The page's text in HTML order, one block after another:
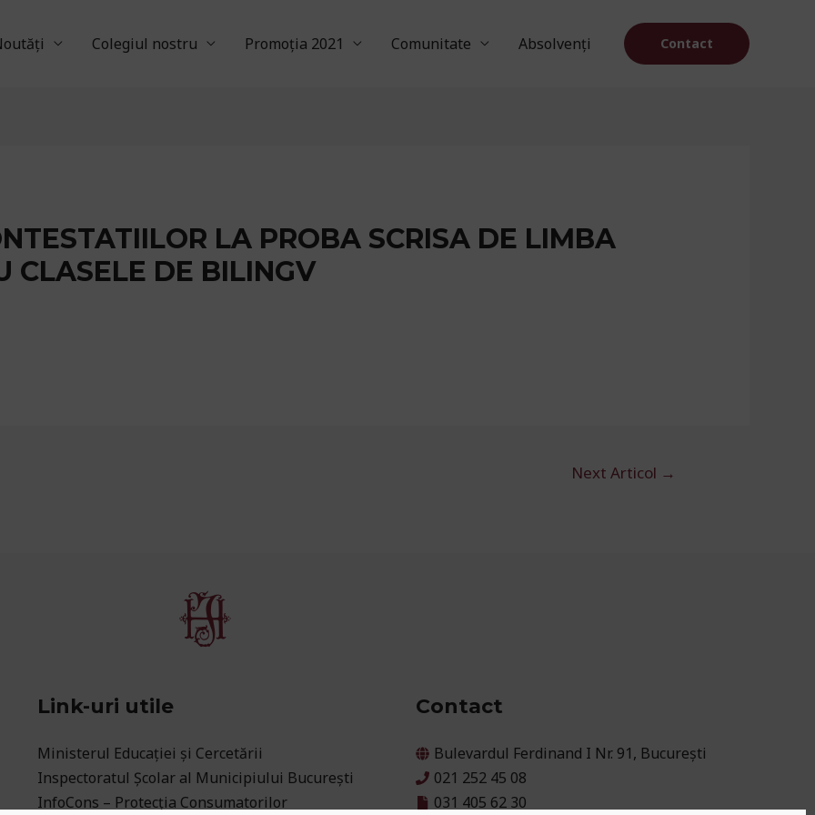
Colegiul nostru Promoția 2021 Comunitate Absolvenți Contact
LA PROBA SCRISA DE LIMBA
CLASELE DE BILINGV
Next Articol →
Link-uri utile
Ministerul Educaţiei și Cercetării
Inspectoratul Școlar al Municipiului București
InfoCons – Protecția Consumatorilor
Contact
Bulevardul Ferdinand I Nr. 91, București
021 252 45 08
031 405 62 30